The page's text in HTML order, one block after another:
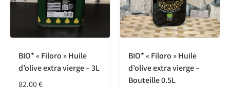
BIO* « Filoro » Huile
d’olive extra vierge – 3L
82.00€
BIO* « Filoro » Huile
d’olive extra vierge –
Bouteille 0.5L